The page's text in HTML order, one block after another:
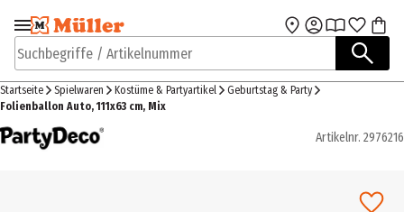
Zur Navigation
springen
Zum Hauptinhalt
Suchbegriffe / Artikelnummer
Startseite Spielwaren Kostüme & Partyartikel
Geburtstag & Party
Folienballon Auto, 111x63 cm, Mix
Artikelnr. 2976216